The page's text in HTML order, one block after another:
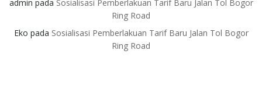
admin pada Sosialisasi Pemberlakuan Tarif Baru Jalan Tol Bogor
Ring Road
Eko pada Sosialisasi Pemberlakuan Tarif Baru Jalan Tol Bogor
Ring Road